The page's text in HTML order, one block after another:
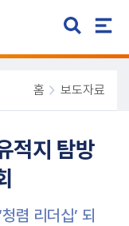
홈 보도자료
적지 탐방
렴 리더십’ 되